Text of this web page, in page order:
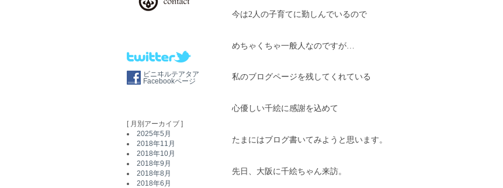
ビニヰルテアタア
Facebookページ
[ 月別アーカイブ ]
2025年5月
2018年11月
2018年10月
2018年9月
2018年8月
2018年6月
今は2人の子育てに勤しんでいるので
めちゃくちゃ一般人なのですが…
私のブログページを残してくれている
心優しい千絵に感謝を込めて
たまにはブログ書いてみようと思います。
先日、大阪に千絵ちゃん来訪。